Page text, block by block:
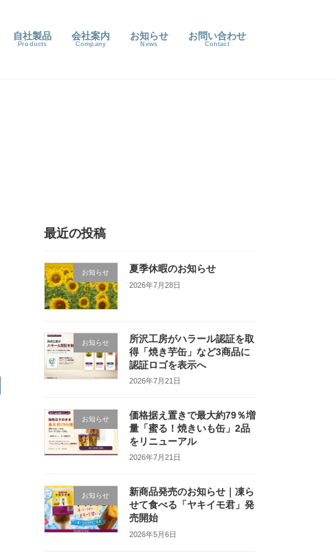
自社製品 会社案内 お知らせ お問い合わせ
最近の投稿
お知らせ 夏季休暇のお知らせ
2026年7月28日
お知らせ
所沢工房がハラール認証を取
得「焼き芋缶」など3商品に
認証ロゴを表示へ
2026年7月21日
お知らせ
価格据え置きで最大約79％増
量「蜜る！焼きいも缶」2品
をリニューアル
2026年7月21日
お知らせ
新商品発売のお知らせ｜凍ら
せて食べる「ヤキイモ君」発
売開始
2026年5月6日